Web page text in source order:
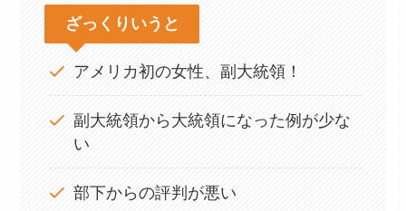
ざっくりいうと
アメリカ初の女性、副大統領！
副大統領から大統領になった例が少な
い
部下からの評判が悪い